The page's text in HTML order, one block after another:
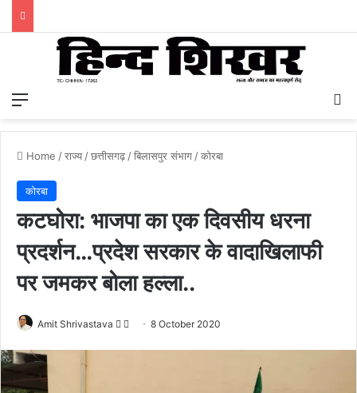
Home /राज्य/छत्तीसगढ़/बिलासपुर संभाग/कोरबा
कोरबा
कटघोरा: भाजपा का एक दिवसीय धरना
प्रदर्शन…प्रदेश सरकार के वादाखिलाफी
पर जमकर बोला हल्ला..
Amit Shrivastava
F
8 October 2020